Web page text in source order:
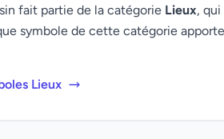
fait partie de la catégorie Lieux,
symbole de cette catégorie
Lieux